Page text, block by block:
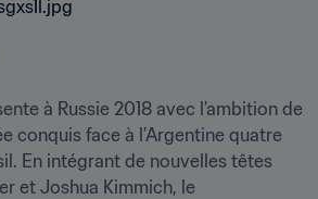
à Russie 2018 avec l’ambition de
conquis face à l’Argentine quatre
En intégrant de nouvelles têtes
et Joshua Kimmich, le